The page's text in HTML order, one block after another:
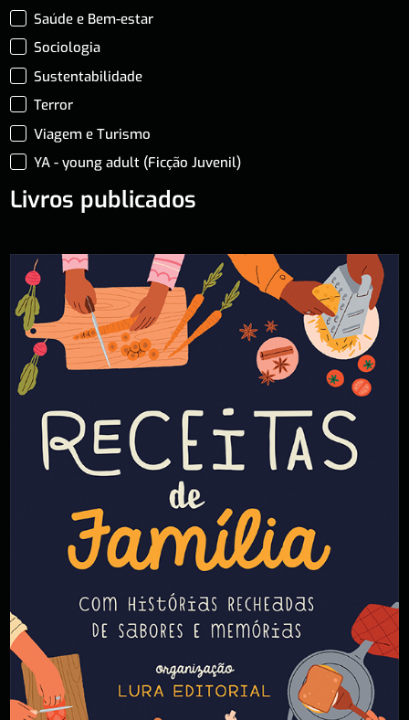
Saúde e Bem-estar
Sociologia
Sustentabilidade
Terror
Viagem e Turismo
YA - young adult (Ficção Juvenil)
Livros publicados